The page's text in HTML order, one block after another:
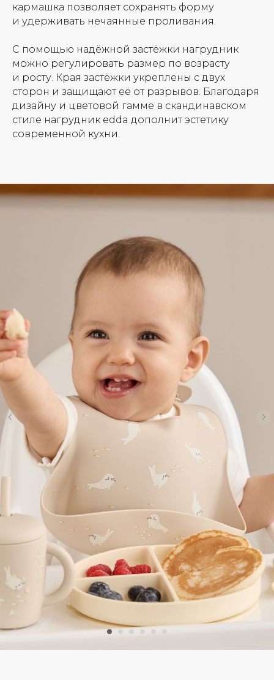
кармашка позволяет сохранять форму
и удерживать нечаянные проливания.
С помощью надёжной застёжки нагрудник
можно регулировать размер по возрасту
и росту. Края застёжки укреплены с двух
сторон и защищают её от разрывов. Благодаря
дизайну и цветовой гамме в скандинавском
стиле нагрудник edda дополнит эстетику
современной кухни.